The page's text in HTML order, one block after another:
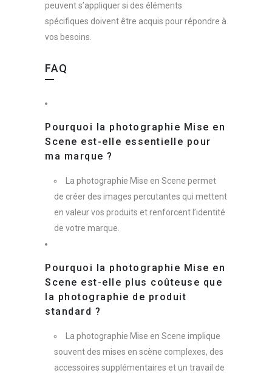
peuvent s’appliquer si des éléments
spécifiques doivent être acquis pour répondre à
vos besoins.
FAQ
Pourquoi la photographie Mise en
Scene est-elle essentielle pour
ma marque ?
La photographie Mise en Scene permet
de créer des images percutantes qui mettent
en valeur vos produits et renforcent l’identité
de votre marque.
Pourquoi la photographie Mise en
Scene est-elle plus coûteuse que
la photographie de produit
standard ?
La photographie Mise en Scene implique
souvent des mises en scène complexes, des
accessoires supplémentaires et un travail de